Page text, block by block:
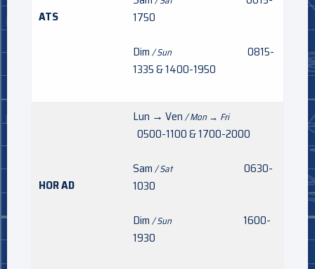
ATS
1750
Dim/ Sun0815-
1335 & 1400-1950
HOR AD
Lun → Ven/ Mon → Fri
0500-1100 & 1700-2000
Sam/ Sat0630-
1030
Dim/ Sun1600-
1930